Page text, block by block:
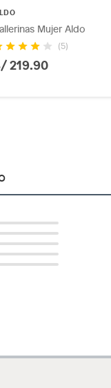
Mujer Aldo
(5)
219.90